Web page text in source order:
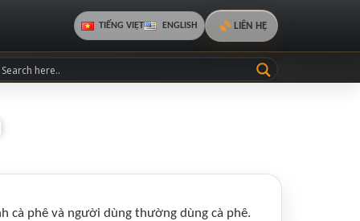
TIẾNG VIỆT ENGLISH LIÊN HỆ
cà phê và người dùng thường dùng cà phê.